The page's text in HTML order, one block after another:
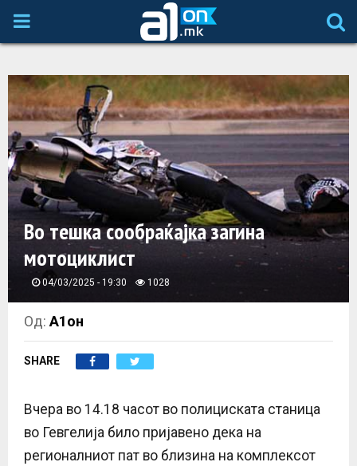
P
I
M
A
R
M
E
N
U
Во тешка сообраќајка загина
мотоциклист
04/03/2025 - 19:30 1028
Од:А1он
SHARE
Вчера во 14.18 часот во полициската станица
во Гевгелија било пријавено дека на
регионалниот пат во близина на комплексот